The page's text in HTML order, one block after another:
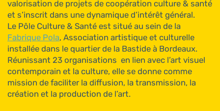
valorisation de projets de coopération culture & santé
et s’inscrit dans une dynamique d’intérêt général.
Le Pôle Culture & Santé est situé au sein de la
Fabrique Pola, Association artistique et culturelle
installée dans le quartier de la Bastide à Bordeaux.
Réunissant 23 organisations en lien avec l’art visuel
contemporain et la culture, elle se donne comme
mission de faciliter la diffusion, la transmission, la
création et la production de l’art.